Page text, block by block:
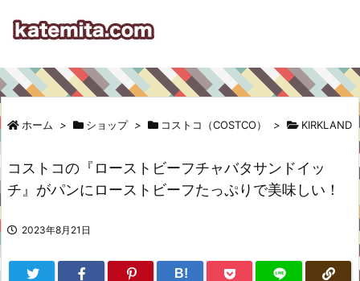
ホーム > ショップ > コストコ（COSTCO） > KIRKLAND
コストコの『ローストビーフチャバタサンドイッ
チ』がパンにローストビーフたっぷりで美味しい！
2023年8月21日
B!